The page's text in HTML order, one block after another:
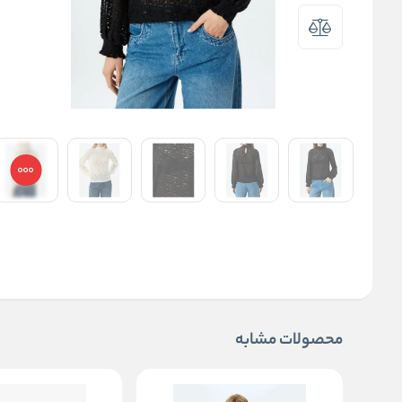
محصولات مشابه